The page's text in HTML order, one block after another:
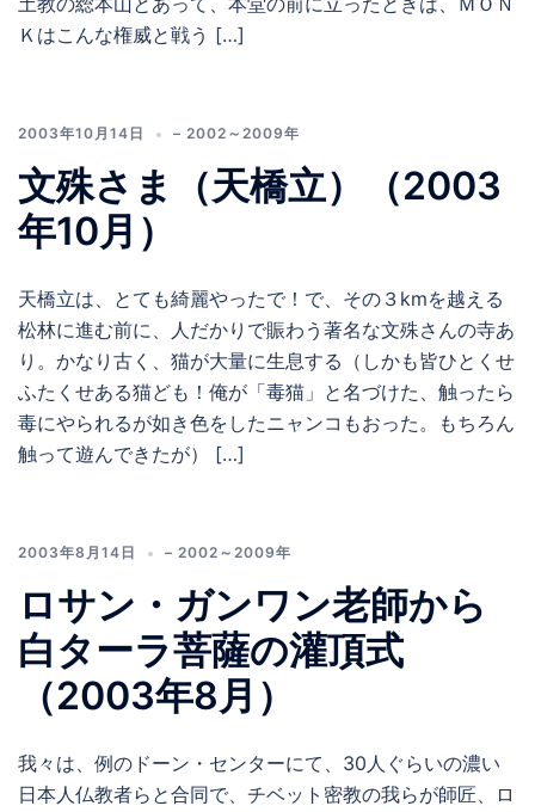
Ｋはこんな権威と戦う […]
2003年10月14日 – 2002～2009年
文殊さま（天橋立）（2003
年10月）
天橋立は、とても綺麗やったで！で、その３kmを越える
松林に進む前に、人だかりで賑わう著名な文殊さんの寺あ
り。かなり古く、猫が大量に生息する（しかも皆ひとくせ
ふたくせある猫ども！俺が「毒猫」と名づけた、触ったら
毒にやられるが如き色をしたニャンコもおった。もちろん
触って遊んできたが） […]
2003年8月14日 – 2002～2009年
ロサン・ガンワン老師から
白ターラ菩薩の灌頂式
（2003年8月）
我々は、例のドーン・センターにて、30人ぐらいの濃い
日本人仏教者らと合同で、チベット密教の我らが師匠、ロ